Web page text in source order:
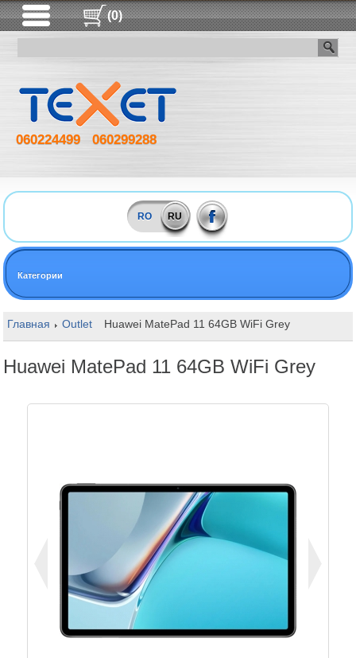
(0)
060224499 060299288
RO RU
Категории
Главная Outlet Huawei MatePad 11 64GB WiFi Grey
Huawei MatePad 11 64GB WiFi Grey